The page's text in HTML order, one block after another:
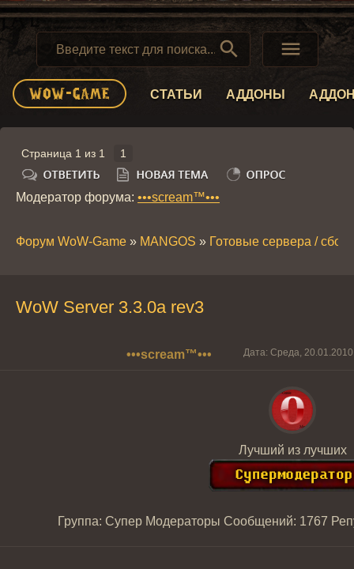
 
СТАТЬИ АДДОНЫ
Страница 1 из 1 1
Модератор форума: •••scream™•••
Форум WoW-Game » MANGOS » Готовые сервера /
WoW Server 3.3.0a rev3
•••scream™••• Дата: Среда,
Лучший из лучших
Группа: Супер Модераторы Сообщений: 1767